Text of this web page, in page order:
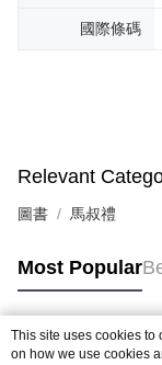
國際條碼
Relevant
圖書 馬叔禮
Most Popular
Popular Tags
This site uses cookies to
on how we use cookies